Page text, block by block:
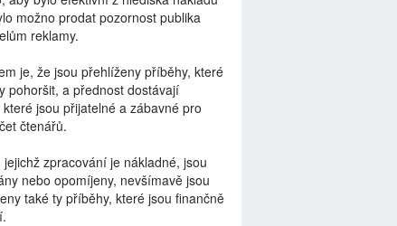
možno prodat pozornost publika
reklamy.
je, že jsou přehlíženy příběhy, které
pohoršit, a přednost dostávají
jsou přijatelné a zábavné pro
čtenářů.
jejichž zpracování je nákladné, jsou
nebo opomíjeny, nevšímavě jsou
také ty příběhy, které jsou finančně